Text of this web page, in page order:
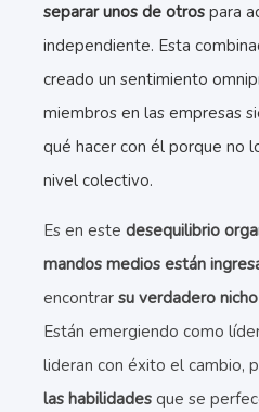
separar unos de otros para
independiente. Esta
creado un sentimiento
miembros en las empresas
qué hacer con él porque no
nivel colectivo.
Es en este desequilibrio
mandos medios están
encontrar su verdadero
Están emergiendo como
lideran con éxito el cambio,
las habilidades que se